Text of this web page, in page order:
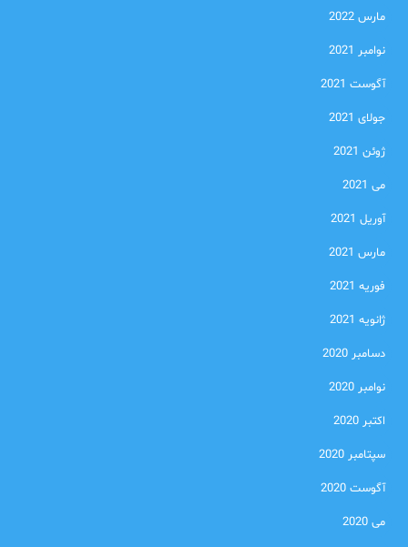
مارس 2022
نوامبر 2021
آگوست 2021
جولای 2021
ژوئن 2021
می 2021
آوریل 2021
مارس 2021
فوریه 2021
ژانویه 2021
دسامبر 2020
نوامبر 2020
اکتبر 2020
سپتامبر 2020
آگوست 2020
می 2020